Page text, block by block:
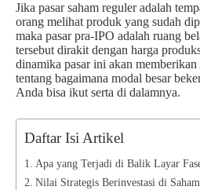
Jika pasar saham reguler adalah
orang melihat produk yang sudah
maka pasar pra-IPO adalah ruang
tersebut dirakit dengan harga
dinamika pasar ini akan
tentang bagaimana modal besar
Anda bisa ikut serta di dalamnya.
Daftar Isi Artikel
Apa yang Terjadi di Balik Layar
Nilai Strategis Berinvestasi di